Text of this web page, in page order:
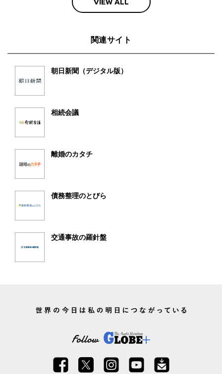
関連サイト
朝日新聞（デジタル版）
相続会議
離婚のカタチ
債務整理のとびら
交通事故の羅針盤